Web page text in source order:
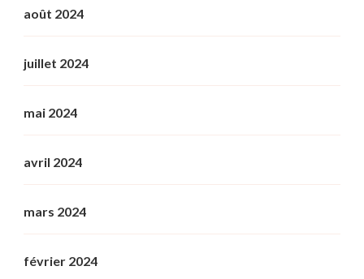
août 2024
juillet 2024
mai 2024
avril 2024
mars 2024
février 2024